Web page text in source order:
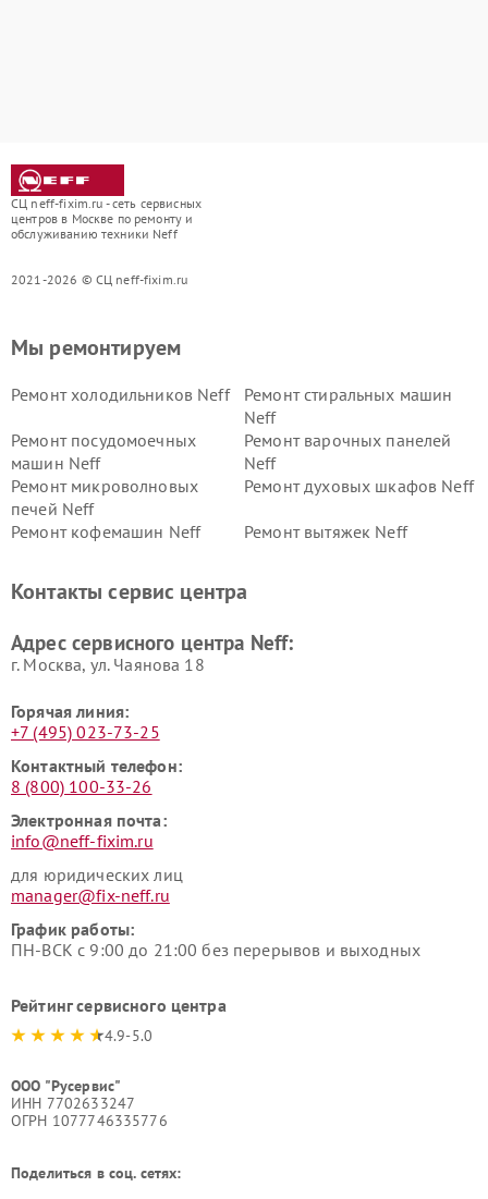
СЦ neff-fixim.ru - сеть сервисных
центров в Москве по ремонту и
обслуживанию техники Neff
2021-2026 © СЦ neff-fixim.ru
Мы ремонтируем
Ремонт холодильников Neff
Ремонт стиральных машин
Neff
Ремонт посудомоечных
машин Neff
Ремонт варочных панелей
Neff
Ремонт микроволновых
печей Neff
Ремонт духовых шкафов Neff
Ремонт кофемашин Neff Ремонт вытяжек Neff
Контакты сервис центра
Адрес сервисного центра Neff:
г. Москва, ул. Чаянова 18
Горячая линия:
+7 (495) 023-73-25
Контактный телефон:
8 (800) 100-33-26
Электронная почта:
info@neff-fixim.ru
для юридических лиц
manager@fix-neff.ru
График работы:
ПН-ВСК с 9:00 до 21:00 без перерывов и выходных
Рейтинг сервисного центра
4.9-5.0
ООО "Русервис"
ИНН 7702633247
ОГРН 1077746335776
Поделиться в соц. сетях: